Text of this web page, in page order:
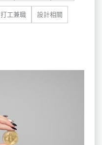
打工兼職 設計相關